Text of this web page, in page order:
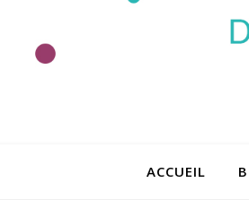
ACCUEIL